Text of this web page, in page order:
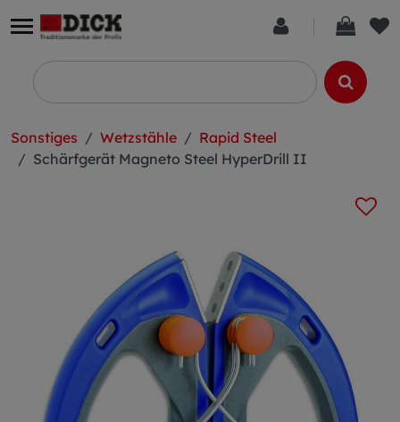
Sonstiges Wetzstähle
Rapid Steel
Schärfgerät Magneto Steel HyperDrill II